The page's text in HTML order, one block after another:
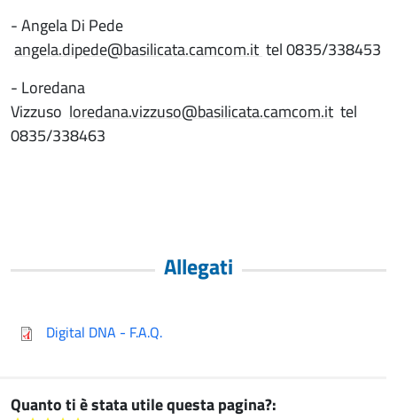
- Angela Di Pede
angela.dipede@basilicata.camcom.it tel 0835/338453
- Loredana
Vizzuso loredana.vizzuso@basilicata.camcom.it tel
0835/338463
Allegati
Digital DNA - F.A.Q.
Quanto ti è stata utile questa pagina?